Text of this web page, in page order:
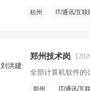
杭州 IT/通讯/互联
刘洪建
郑州技术岗
全部计算机软件的
郑州 IT/通讯/互